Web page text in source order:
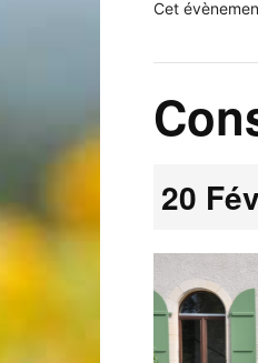
Laconnex
Cet
20